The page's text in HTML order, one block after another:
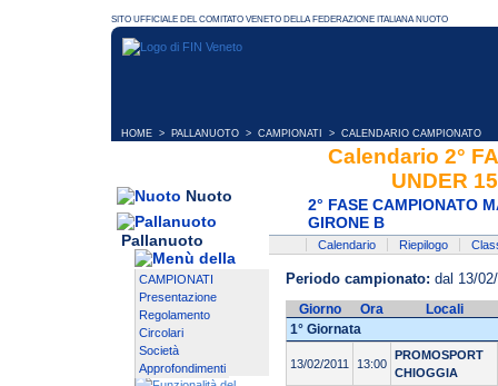
HOME > PALLANUOTO > CAMPIONATI > CALENDARIO CAMPIONATO
Nuoto
Pallanuoto
CAMPIONATI
Presentazione
Regolamento
Circolari
Società
Approfondimenti
Calendario 2°
UNDER
2° FASE CAMPIONATO
GIRONE B
Calendario Riepilogo
Periodo campionato: dal 13/
Giorno Ora
Locali
1° Giornata
13/02/2011 13:00
PROMOSPORT
CHIOGGIA